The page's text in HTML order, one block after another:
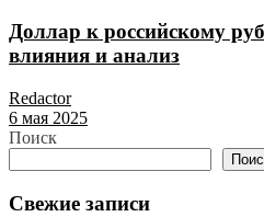
Доллар к российскому
влияния и анализ
Redactor
6 мая 2025
Поиск
Свежие записи